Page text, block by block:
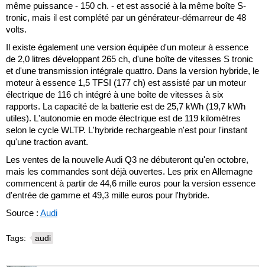
même puissance - 150 ch. - et est associé à la même boîte S-
tronic, mais il est complété par un générateur-démarreur de 48
volts.
Il existe également une version équipée d'un moteur à essence
de 2,0 litres développant 265 ch, d'une boîte de vitesses S tronic
et d'une transmission intégrale quattro. Dans la version hybride, le
moteur à essence 1,5 TFSI (177 ch) est assisté par un moteur
électrique de 116 ch intégré à une boîte de vitesses à six
rapports. La capacité de la batterie est de 25,7 kWh (19,7 kWh
utiles). L'autonomie en mode électrique est de 119 kilomètres
selon le cycle WLTP. L'hybride rechargeable n'est pour l'instant
qu'une traction avant.
Les ventes de la nouvelle Audi Q3 ne débuteront qu'en octobre,
mais les commandes sont déjà ouvertes. Les prix en Allemagne
commencent à partir de 44,6 mille euros pour la version essence
d'entrée de gamme et 49,3 mille euros pour l'hybride.
Source : Audi
Tags: audi